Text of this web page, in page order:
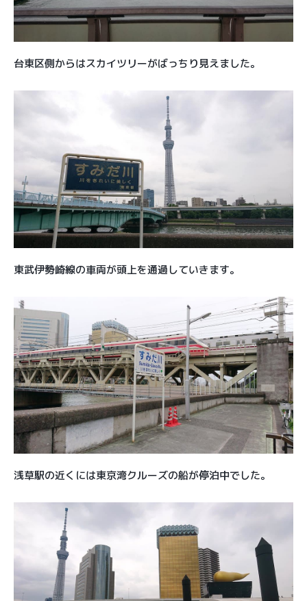
台東区側からはスカイツリーがばっちり見えました。
東武伊勢崎線の車両が頭上を通過していきます。
浅草駅の近くには東京湾クルーズの船が停泊中でした。